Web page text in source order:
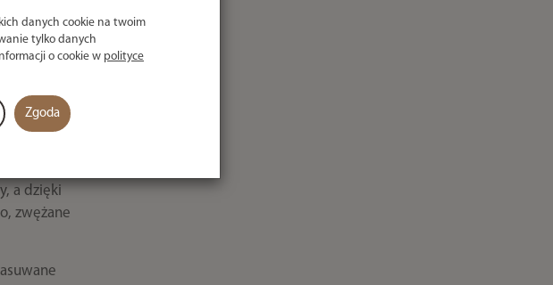
którzy
swojej
że
uczucia
ciepło
a dzięki
zwężane
danych cookie na twoim
tylko danych
o cookie w polityce
Zgoda